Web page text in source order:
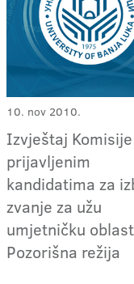
10. nov 2010.
Izvještaj
prijavljenim
kandidatima za
zvanje za užu
umjetničku oblast
Pozorišna režija